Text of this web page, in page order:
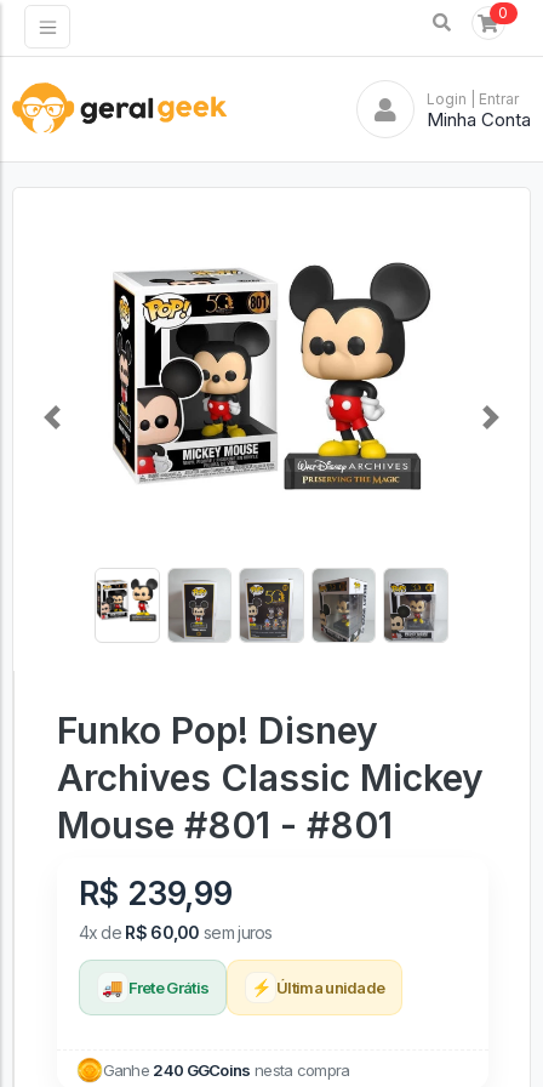
0
Login | Entrar
Minha Conta
Previous Next
Funko Pop! Disney
Archives Classic Mickey
Mouse #801 - #801
R$ 239,99
4x de R$ 60,00 sem juros
🚚 Frete Grátis ⚡ Última unidade
Ganhe 240 GGCoins nesta compra